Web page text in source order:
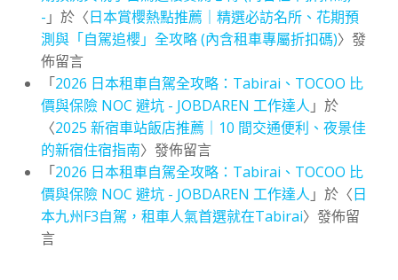
- 」於〈日本賞櫻熱點推薦｜精選必訪名所、花期預
測與「自駕追櫻」全攻略 (內含租車專屬折扣碼)〉發
佈留言
「2026 日本租車自駕全攻略：Tabirai、TOCOO 比
價與保險 NOC 避坑 - JOBDAREN 工作達人 」於
〈2025 新宿車站飯店推薦｜10 間交通便利、夜景佳
的新宿住宿指南〉發佈留言
「2026 日本租車自駕全攻略：Tabirai、TOCOO 比
價與保險 NOC 避坑 - JOBDAREN 工作達人 」於〈日
本九州F3自駕，租車人氣首選就在Tabirai〉發佈留
言